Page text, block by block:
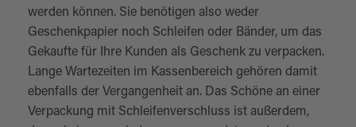
werden können. Sie benötigen also weder
Geschenkpapier noch Schleifen oder Bänder, um das
Gekaufte für Ihre Kunden als Geschenk zu verpacken.
Lange Wartezeiten im Kassenbereich gehören damit
ebenfalls der Vergangenheit an. Das Schöne an einer
Verpackung mit Schleifenverschluss ist außerdem,